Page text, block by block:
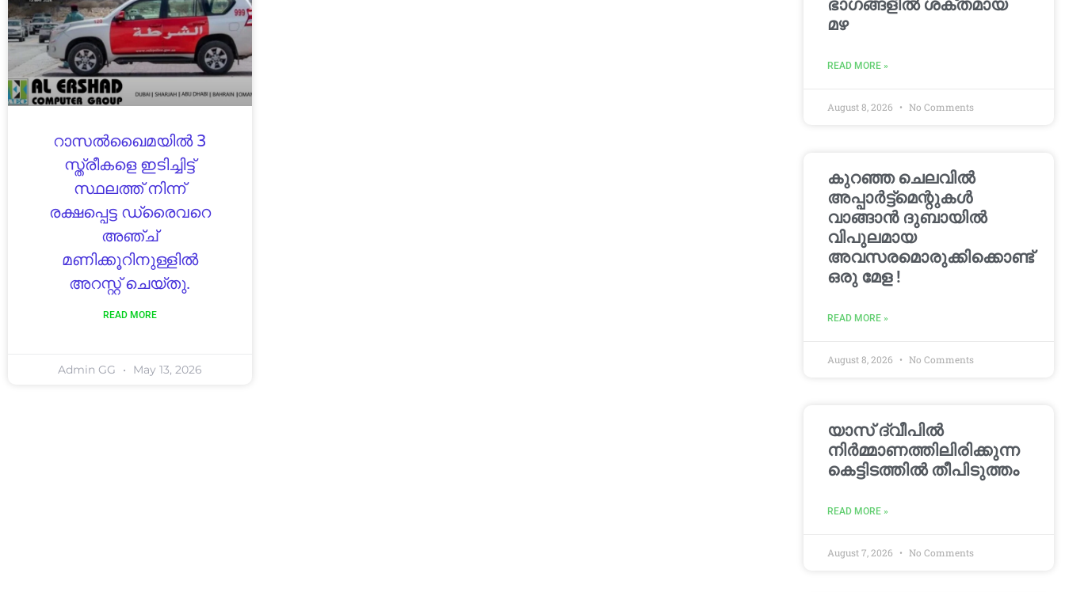
റാസൽഖൈമയിൽ 3
സ്ത്രീകളെ ഇടിച്ചിട്ട്
സ്ഥലത്ത് നിന്ന്
രക്ഷപ്പെട്ട ഡ്രൈവറെ
അഞ്ച്
മണിക്കൂറിനുള്ളിൽ
അറസ്റ്റ് ചെയ്തു.
READ MORE
Admin GG May 13, 2026
ഭാഗങ്ങളിൽ ശക്തമായ
മഴ
READ MORE »
August 8, 2026 No Comments
കുറഞ്ഞ ചെലവിൽ
അപ്പാർട്ട്മെന്റുകൾ
വാങ്ങാൻ ദുബായിൽ
വിപുലമായ
അവസരമൊരുക്കിക്കൊണ്ട്
ഒരു മേള !
READ MORE »
August 8, 2026 No Comments
യാസ് ദ്വീപിൽ
നിർമ്മാണത്തിലിരിക്കുന്ന
കെട്ടിടത്തിൽ തീപിടുത്തം
READ MORE »
August 7, 2026 No Comments